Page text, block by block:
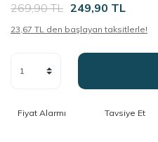
269,90 TL 249,90 TL
23,67 TL den başlayan taksitlerle!
Fiyat Alarmı Tavsiye Et